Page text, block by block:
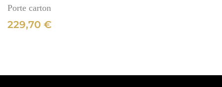
Porte carton
229,70 €